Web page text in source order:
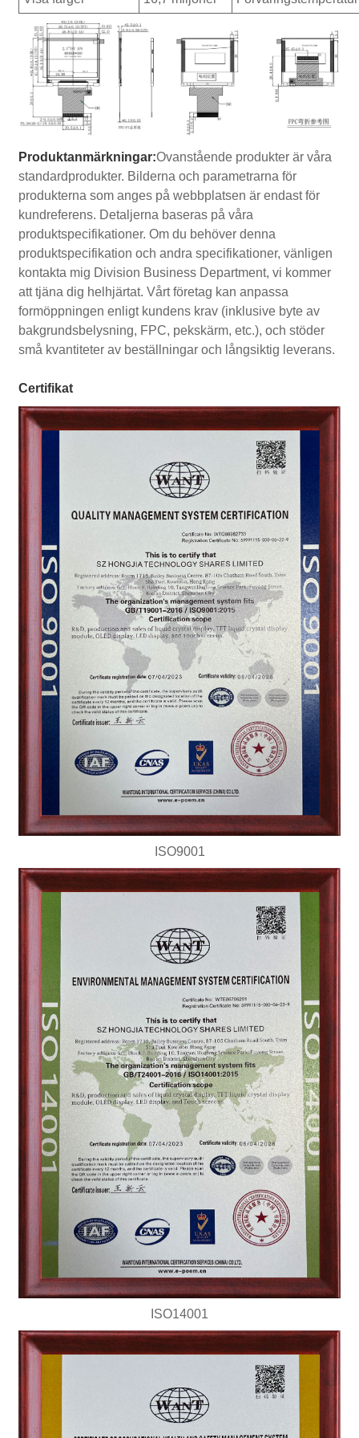
Produktanmärkningar:Ovanstående produkter är våra
standardprodukter. Bilderna och parametrarna för
produkterna som anges på webbplatsen är endast för
kundreferens. Detaljerna baseras på våra
produktspecifikationer. Om du behöver denna
produktspecifikation och andra specifikationer, vänligen
kontakta mig Division Business Department, vi kommer
att tjäna dig helhjärtat. Vårt företag kan anpassa
formöppningen enligt kundens krav (inklusive byte av
bakgrundsbelysning, FPC, pekskärm, etc.), och stöder
små kvantiteter av beställningar och långsiktig leverans.
Certifikat
ISO9001
ISO14001